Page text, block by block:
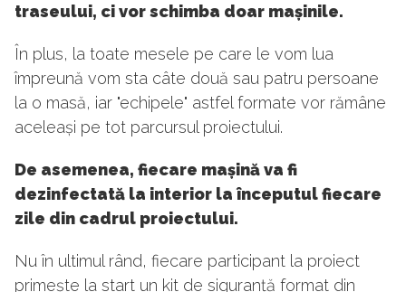
traseului, ci vor schimba doar mașinile.
În plus, la toate mesele pe care le vom lua
împreună vom sta câte două sau patru persoane
la o masă, iar "echipele" astfel formate vor rămâne
aceleași pe tot parcursul proiectului.
De asemenea, fiecare mașină va fi
dezinfectată la interior la începutul fiecare
zile din cadrul proiectului.
Nu în ultimul rând, fiecare participant la proiect
primește la start un kit de siguranță format din